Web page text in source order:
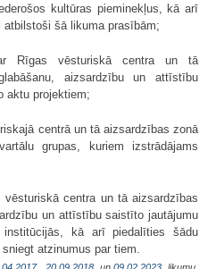
kultūras pieminekļus, kā arī
šā likuma prasībām;
Rīgas vēsturiskā centra un tā
aizsardzību un attīstību
aktu projektiem;
centrā un tā aizsardzības zonā
grupas, kuriem izstrādājams
centra un tā aizsardzības
un attīstību saistīto jautājumu
institūcijās, kā arī piedalīties šādu
atzinumus par tiem.